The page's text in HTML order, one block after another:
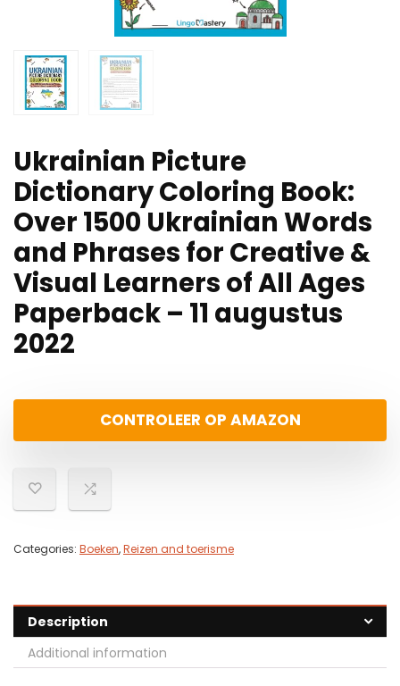
Ukrainian Picture
Dictionary Coloring Book:
Over 1500 Ukrainian Words
and Phrases for Creative &
Visual Learners of All Ages
Paperback – 11 augustus
2022
CONTROLEER OP AMAZON
Categories: Boeken,Reizen and toerisme
Description
Additional information